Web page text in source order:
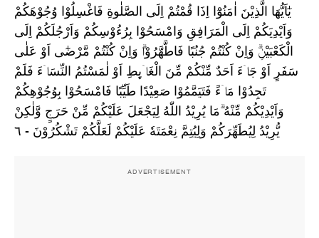
يٰٓاَيُّهَا الَّذِيْنَ اٰمَنُوْٓا اِذَا قُمْتُمْ اِلَى الصَّلٰوةِ فَاغْسِلُوْا وُجُوْهَكُمْ
وَاَيْدِيَكُمْ اِلَى الْمَرَافِقِ وَامْسَحُوْا بِرُءُوْسِكُمْ وَاَرْجُلَكُمْ اِلَى
الْكَعْبَيْنِۗ وَاِنْ كُنْتُمْ جُنُبًا فَاطَّهَّرُوْاۗ وَاِنْ كُنْتُمْ مَّرْضٰٓى اَوْ عَلٰى
سَفَرٍ اَوْ جَاۤءَ اَحَدٌ مِّنْكُمْ مِّنَ الْغَاۤىِٕطِ اَوْ لٰمَسْتُمُ النِّسَاۤءَ فَلَمْ
تَجِدُوْا مَاۤءً فَتَيَمَّمُوْا صَعِيْدًا طَيِّبًا فَامْسَحُوْا بِوُجُوْهِكُمْ
وَاَيْدِيْكُمْ مِّنْهُ ۗمَا يُرِيْدُ اللّٰهُ لِيَجْعَلَ عَلَيْكُمْ مِّنْ حَرَجٍ وَّلٰكِنْ
يُّرِيْدُ لِيُطَهِّرَكُمْ وَلِيُتِمَّ نِعْمَتَهٗ عَلَيْكُمْ لَعَلَّكُمْ تَشْكُرُوْنَ - ٦
ADVERTISEMENT